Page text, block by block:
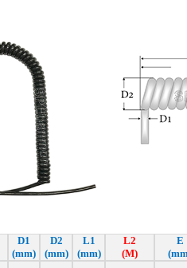
D1
(mm)
D2
(mm)
L1
(mm)
L2
(M)
E